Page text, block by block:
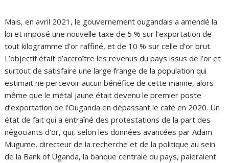
Mais, en avril 2021, le gouvernement ougandais a amendé la
loi et imposé une nouvelle taxe de 5 % sur l’exportation de
tout kilogramme d’or raffiné, et de 10 % sur celle d’or brut.
L’objectif était d’accroître les revenus du pays issus de l’or et
surtout de satisfaire une large frange de la population qui
estimait ne percevoir aucun bénéfice de cette manne, alors
même que le métal jaune était devenu le premier poste
d’exportation de l’Ouganda en dépassant le café en 2020. Un
état de fait qui a entraîné des protestations de la part des
négociants d’or, qui, selon les données avancées par Adam
Mugume, directeur de la recherche et de la politique au sein
de la Bank of Uganda, la banque centrale du pays, paieraient